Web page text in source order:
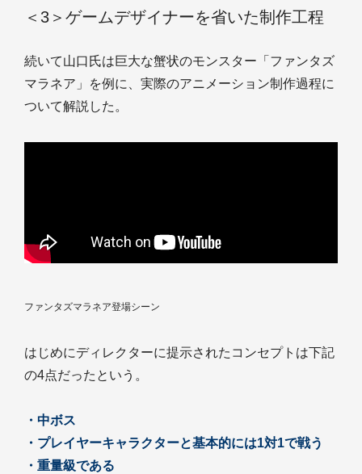
＜3＞ゲームデザイナーを省いた制作工程
続いて山口氏は巨大な蟹状のモンスター「ファンタズ
マラネア」を例に、実際のアニメーション制作過程に
ついて解説した。
ファンタズマラネア登場シーン
はじめにディレクターに提示されたコンセプトは下記
の4点だったという。
・中ボス
・プレイヤーキャラクターと基本的には1対1で戦う
・重量級である